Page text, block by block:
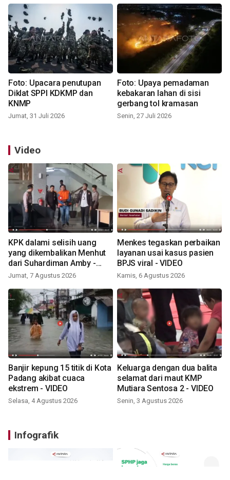
Foto: Upacara penutupan
Diklat SPPI KDKMP dan
KNMP
Jumat, 31 Juli 2026
Foto: Upaya pemadaman
kebakaran lahan di sisi
gerbang tol kramasan
Senin, 27 Juli 2026
Video
KPK dalami selisih uang
yang dikembalikan Menhut
dari Suhardiman Amby -
VIDEO
Jumat, 7 Agustus 2026
Menkes tegaskan perbaikan
layanan usai kasus pasien
BPJS viral - VIDEO
Kamis, 6 Agustus 2026
Banjir kepung 15 titik di Kota
Padang akibat cuaca
ekstrem - VIDEO
Selasa, 4 Agustus 2026
Keluarga dengan dua balita
selamat dari maut KMP
Mutiara Sentosa 2 - VIDEO
Senin, 3 Agustus 2026
Infografik